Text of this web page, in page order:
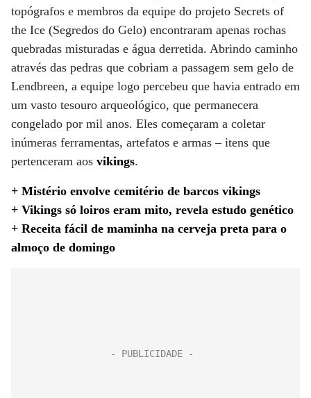
topógrafos e membros da equipe do projeto Secrets of
the Ice (Segredos do Gelo) encontraram apenas rochas
quebradas misturadas e água derretida. Abrindo caminho
através das pedras que cobriam a passagem sem gelo de
Lendbreen, a equipe logo percebeu que havia entrado em
um vasto tesouro arqueológico, que permanecera
congelado por mil anos. Eles começaram a coletar
inúmeras ferramentas, artefatos e armas – itens que
pertenceram aos vikings.
+ Mistério envolve cemitério de barcos vikings
+ Vikings só loiros eram mito, revela estudo genético
+ Receita fácil de maminha na cerveja preta para o
almoço de domingo